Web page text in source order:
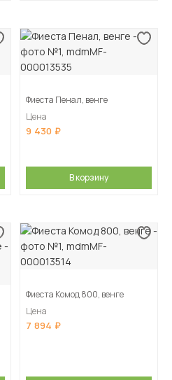
Фиеста Пенал, венге
Цена
9 430
В корзину
Фиеста Комод 800, венге
Цена
7 894